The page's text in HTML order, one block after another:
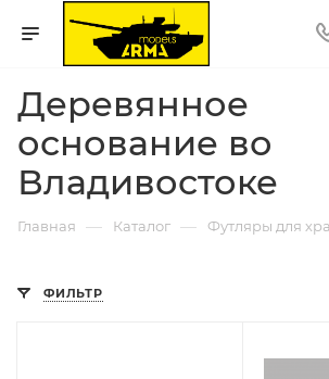
Деревянное
основание во
Владивостоке
Главная — Каталог — Футляры для
ФИЛЬТР